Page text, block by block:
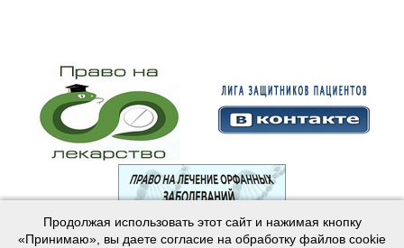
© 2003—2024 Лига защитников пациентов
Продолжая использовать этот сайт и нажимая кнопку
«Принимаю», вы даете согласие на обработку файлов cookie